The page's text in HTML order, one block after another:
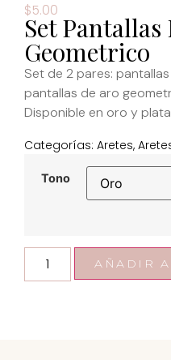
$5.00
Set
Geometrico
Set de 2 pares:
pantallas de aro
Disponible en oro y
Categorías: Aretes,
Tono
AÑADIR